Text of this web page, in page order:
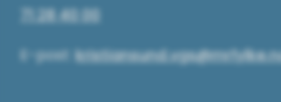
71 28 40 00
E-post: